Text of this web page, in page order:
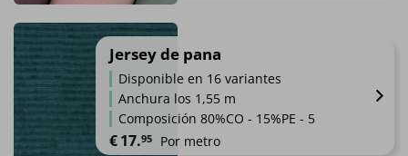
la
página
de
producto
tiene
múltiples
variantes.
Las
opciones
se
Jersey de pana
Disponible en 16 variantes
Anchura los 1,55 m
Composición 80%CO - 15%PE - 5
€17.95 Por metro